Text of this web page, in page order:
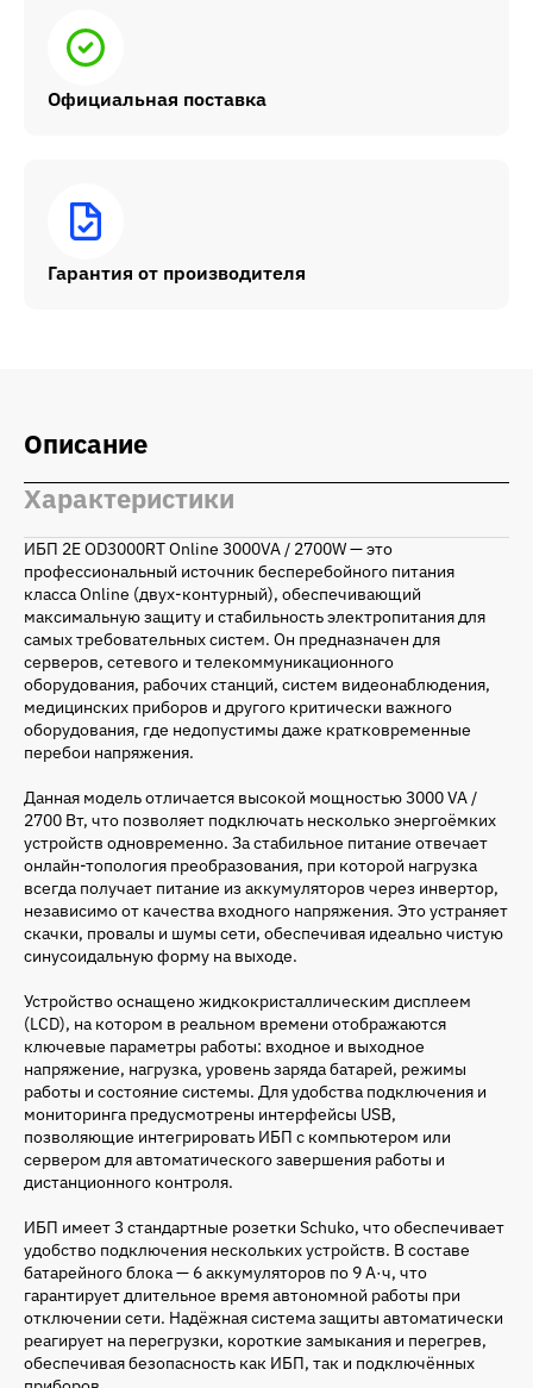
Официальная поставка
Гарантия от производителя
Описание
Характеристики
ИБП 2E OD3000RT Online 3000VA / 2700W — это
профессиональный источник бесперебойного питания
класса Online (двух-контурный), обеспечивающий
максимальную защиту и стабильность электропитания для
самых требовательных систем. Он предназначен для
серверов, сетевого и телекоммуникационного
оборудования, рабочих станций, систем видеонаблюдения,
медицинских приборов и другого критически важного
оборудования, где недопустимы даже кратковременные
перебои напряжения.
Данная модель отличается высокой мощностью 3000 VA /
2700 Вт, что позволяет подключать несколько энергоёмких
устройств одновременно. За стабильное питание отвечает
онлайн-топология преобразования, при которой нагрузка
всегда получает питание из аккумуляторов через инвертор,
независимо от качества входного напряжения. Это устраняет
скачки, провалы и шумы сети, обеспечивая идеально чистую
синусоидальную форму на выходе.
Устройство оснащено жидкокристаллическим дисплеем
(LCD), на котором в реальном времени отображаются
ключевые параметры работы: входное и выходное
напряжение, нагрузка, уровень заряда батарей, режимы
работы и состояние системы. Для удобства подключения и
мониторинга предусмотрены интерфейсы USB,
позволяющие интегрировать ИБП с компьютером или
сервером для автоматического завершения работы и
дистанционного контроля.
ИБП имеет 3 стандартные розетки Schuko, что обеспечивает
удобство подключения нескольких устройств. В составе
батарейного блока — 6 аккумуляторов по 9 А·ч, что
гарантирует длительное время автономной работы при
отключении сети. Надёжная система защиты автоматически
реагирует на перегрузки, короткие замыкания и перегрев,
обеспечивая безопасность как ИБП, так и подключённых